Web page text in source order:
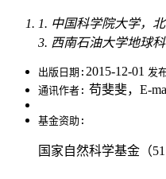
1. 中国科学院大学，
3. 西南石油大学地球
出版日期: 2015-12-01 发
通讯作者: 苟斐斐，E-
基金资助:
国家自然科学基金（